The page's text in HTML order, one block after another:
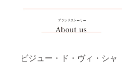
ビジュー・ド・ヴィ・シャ